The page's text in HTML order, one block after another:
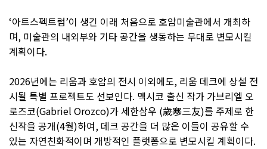
‘아트스펙트럼’이 생긴 이래 처음으로 호암미술관에서 개최하
며, 미술관의 내외부와 기타 공간을 생동하는 무대로 변모시킬
계획이다.
2026년에는 리움과 호암의 전시 이외에도, 리움 데크에 상설 전
시될 특별 프로젝트도 선보인다. 멕시코 출신 작가 가브리엘 오
로즈코(Gabriel Orozco)가 세한삼우 (歲寒三友)를 주제로 한
신작을 공개(4월)하여, 데크 공간을 더 많은 이들이 공유할 수
있는 자연친화적이며 개방적인 플랫폼으로 변모시킬 계획이다.